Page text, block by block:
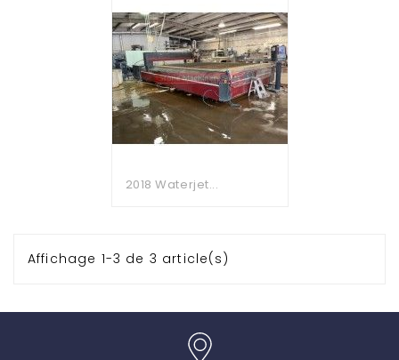
2018 Waterjet...
Affichage 1-3 de 3 article(s)